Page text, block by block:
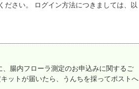
さい。 ログイン方法につきましては、以
腸内フローラ測定のお申込みに関するご
ットが届いたら、うんちを採ってポストへ